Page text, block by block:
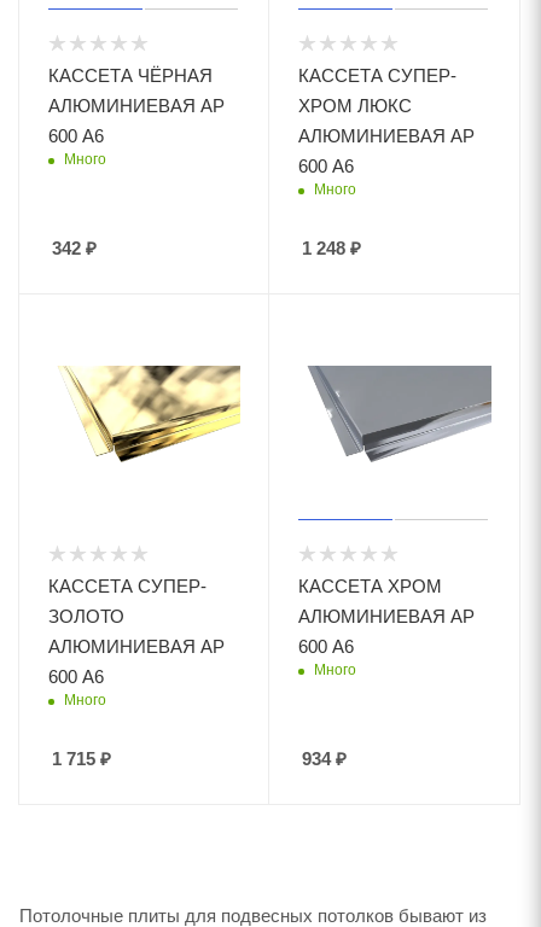
КАССЕТА ЧЁРНАЯ
АЛЮМИНИЕВАЯ АР
600 А6
Много
342 ₽
КАССЕТА СУПЕР-
ХРОМ ЛЮКС
АЛЮМИНИЕВАЯ АР
600 А6
Много
1 248 ₽
КАССЕТА СУПЕР-
ЗОЛОТО
АЛЮМИНИЕВАЯ АР
600 А6
Много
1 715 ₽
КАССЕТА ХРОМ
АЛЮМИНИЕВАЯ АР
600 А6
Много
934₽
Потолочные плиты для подвесных потолков бывают из